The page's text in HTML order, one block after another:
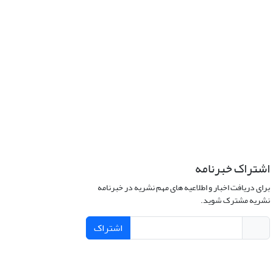
اشتراک خبرنامه
برای دریافت اخبار و اطلاعیه های مهم نشریه در خبرنامه
نشریه مشترک شوید.
اشتراک